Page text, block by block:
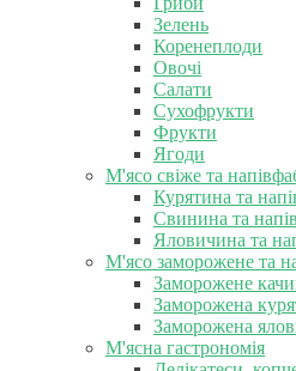
Зелень
Коренеплоди
Овочі
Салати
Сухофрукти
Фрукти
Ягоди
М'ясо свіже та
Курятина та
Свинина та
Яловичина та
М'ясо заморожене та
Заморожене
Заморожена
Заморожена
М'ясна гастрономія